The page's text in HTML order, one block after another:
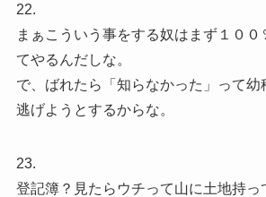
22.
まぁこういう事をする奴はまず１００
てやるんだしな。
で、ばれたら「知らなかった」って幼
逃げようとするからな。
23.
登記簿？見たらウチって山に土地持っ